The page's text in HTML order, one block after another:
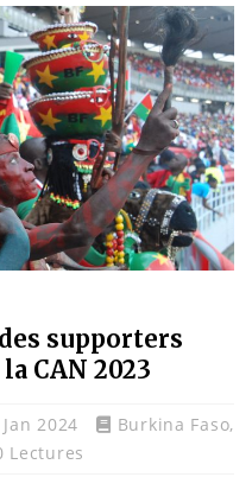
Bénin :
Aliko
supporters
CAN 2023
2024 Burkina Faso,
Lectures